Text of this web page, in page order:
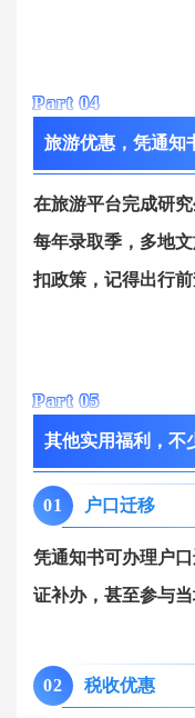
Part 04
旅游优惠，凭通知
在旅游平台完成研
每年录取季，多地
扣政策，记得出行前
Part 05
其他实用福利，不
01 户口迁移
凭通知书可办理户
证补办，甚至参与当
02 税收优惠